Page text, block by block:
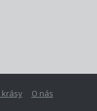
krásy
O nás